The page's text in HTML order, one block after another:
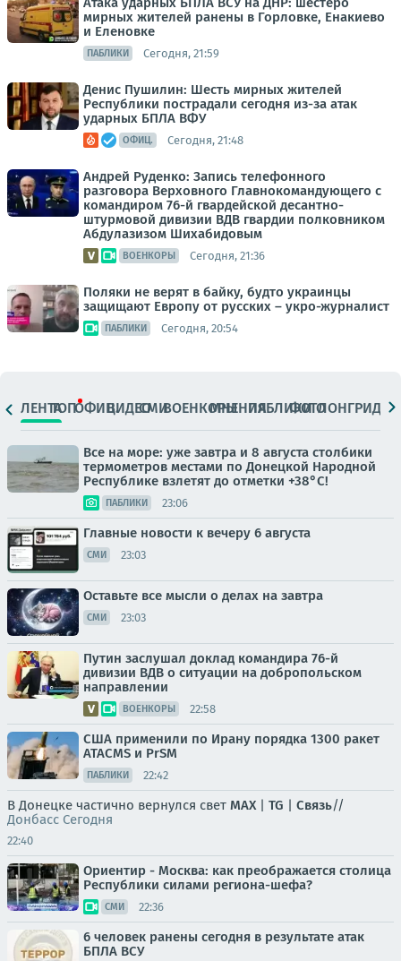
мирных жителей ранены в Горловке, Енакиево
и Еленовке
ПАБЛИКИ Сегодня, 21:59
Денис Пушилин: Шесть мирных жителей
Республики пострадали сегодня из-за атак
ударных БПЛА ВФУ
ОФИЦ. Сегодня, 21:48
Андрей Руденко: Запись телефонного
разговора Верховного Главнокомандующего с
командиром 76-й гвардейской десантно-
штурмовой дивизии ВДВ гвардии полковником
Абдулазизом Шихабидовым
ВОЕНКОРЫ Сегодня, 21:36
Поляки не верят в байку, будто украинцы
защищают Европу от русских – укро-журналист
ПАБЛИКИ Сегодня, 20:54
ЛЕНТАТОПОФИЦ.ВИДЕОСМИВОЕНКОРЫМНЕНИЯПАБЛИКИ
ФОТОЛОНГРИДЫ
Все на море: уже завтра и 8 августа столбики
термометров местами по Донецкой Народной
Республике взлетят до отметки +38°C!
ПАБЛИКИ 23:06
Главные новости к вечеру 6 августа
СМИ 23:03
Оставьте все мысли о делах на завтра
СМИ 23:03
Путин заслушал доклад командира 76-й
дивизии ВДВ о ситуации на добропольском
направлении
ВОЕНКОРЫ 22:58
США применили по Ирану порядка 1300 ракет
ATACMS и PrSM
ПАБЛИКИ 22:42
В Донецке частично вернулся свет MAX| TG | Связь//
Донбасс Сегодня
22:40
Ориентир - Москва: как преображается столица
Республики силами региона-шефа?
СМИ 22:36
6 человек ранены сегодня в результате атак
БПЛА ВСУ